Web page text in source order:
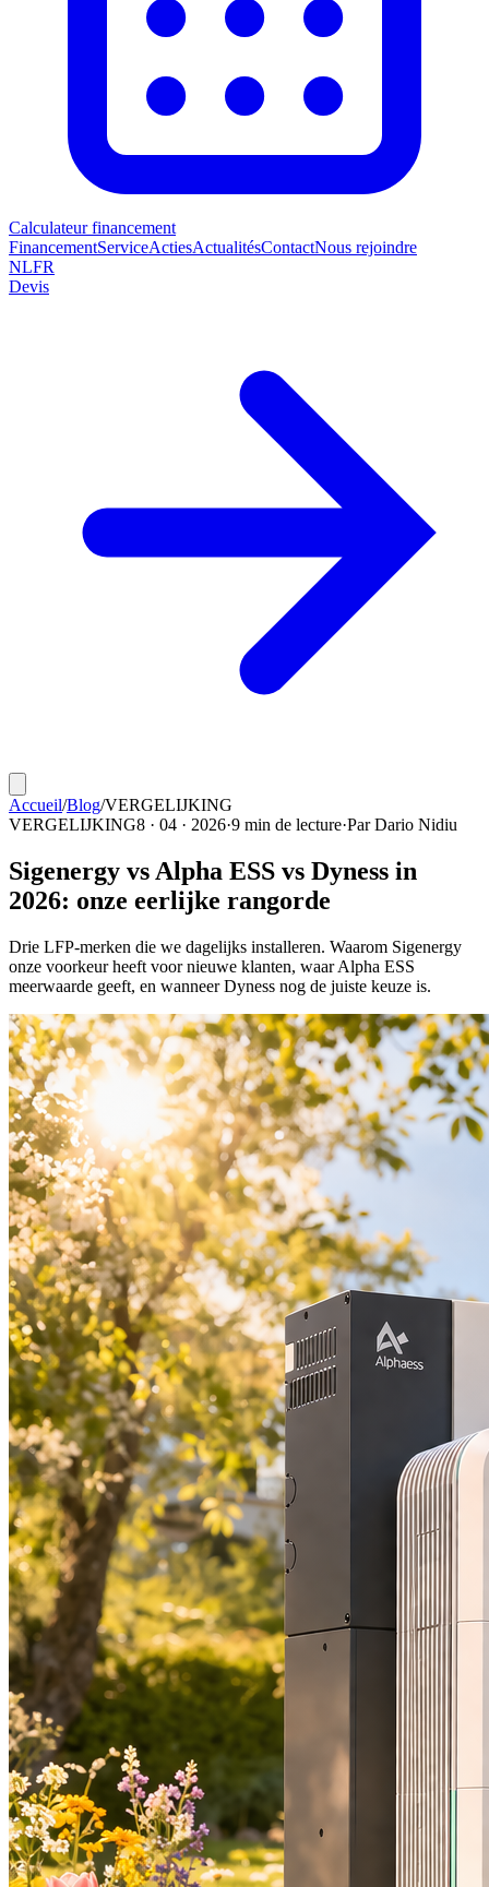
Calculateur financement
FinancementServiceActiesActualitésContactNous rejoindre
NLFR
Devis
Accueil/Blog/VERGELIJKING
VERGELIJKING8 · 04 · 2026·9 min de lecture·Par Dario Nidiu
Sigenergy vs Alpha ESS vs Dyness in
2026: onze eerlijke rangorde
Drie LFP-merken die we dagelijks installeren. Waarom Sigenergy
onze voorkeur heeft voor nieuwe klanten, waar Alpha ESS
meerwaarde geeft, en wanneer Dyness nog de juiste keuze is.